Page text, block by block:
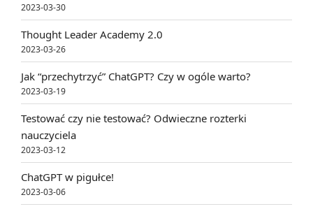
2023-03-30
Thought Leader Academy 2.0
2023-03-26
Jak “przechytrzyć” ChatGPT? Czy w ogóle warto?
2023-03-19
Testować czy nie testować? Odwieczne rozterki
nauczyciela
2023-03-12
ChatGPT w pigułce!
2023-03-06